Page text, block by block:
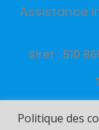
Assistance
Siret : 510